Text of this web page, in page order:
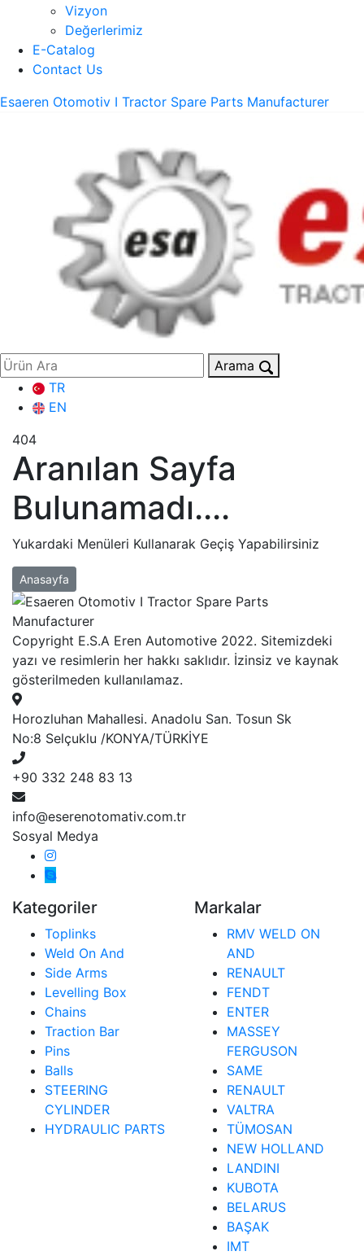
Vizyon
Değerlerimiz
E-Catalog
Contact Us
Esaeren Otomotiv I Tractor Spare Parts Manufacturer
Arama
TR
EN
404
Aranılan Sayfa
Bulunamadı....
Yukardaki Menüleri Kullanarak Geçiş Yapabilirsiniz
Anasayfa
Copyright E.S.A Eren Automotive 2022. Sitemizdeki
yazı ve resimlerin her hakkı saklıdır. İzinsiz ve kaynak
gösterilmeden kullanılamaz.
Horozluhan Mahallesi. Anadolu San. Tosun Sk
No:8 Selçuklu /KONYA/TÜRKİYE
+90 332 248 83 13
info@eserenotomativ.com.tr
Sosyal Medya
Kategoriler
Toplinks
Weld On And
Side Arms
Levelling Box
Chains
Traction Bar
Pins
Balls
STEERING
CYLINDER
HYDRAULIC PARTS
Markalar
RMV WELD ON
AND
RENAULT
FENDT
ENTER
MASSEY
FERGUSON
SAME
RENAULT
VALTRA
TÜMOSAN
NEW HOLLAND
LANDINI
KUBOTA
BELARUS
BAŞAK
IMT